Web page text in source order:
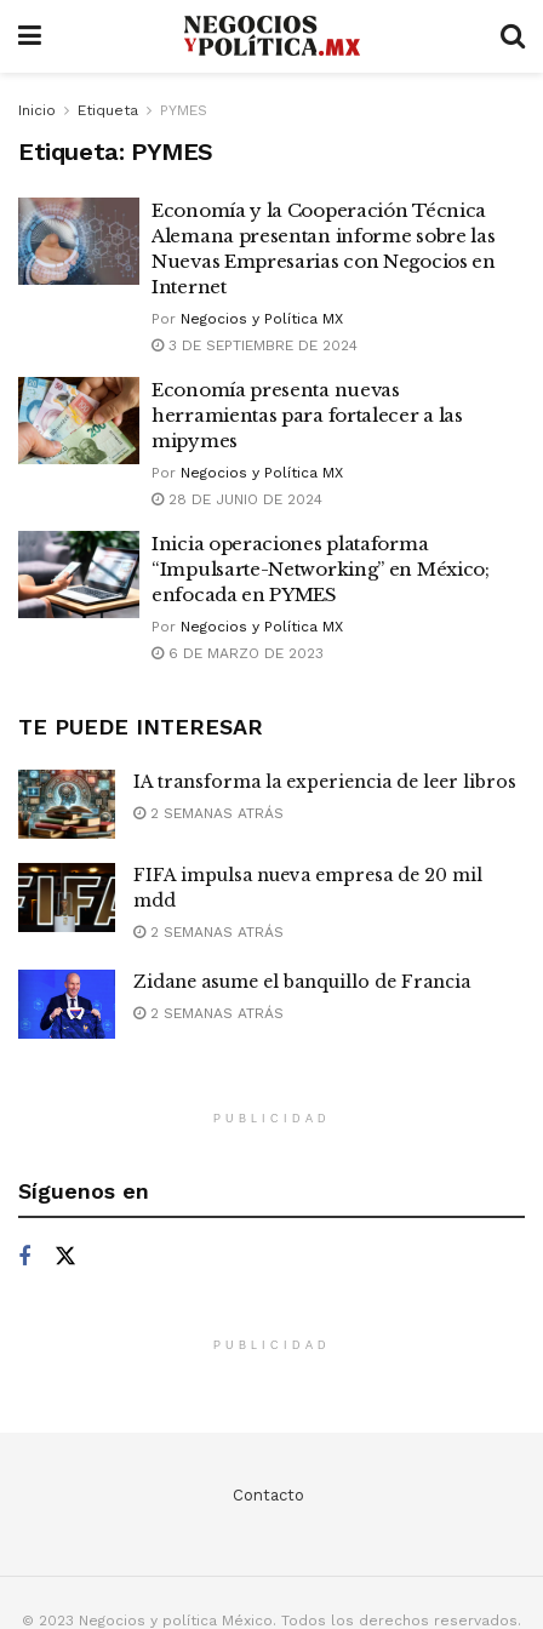
Inicio Etiqueta PYMES
Etiqueta: PYMES
Economía y la Cooperación Técnica
Alemana presentan informe sobre las
Nuevas Empresarias con Negocios en
Internet
Por Negocios y Política MX
3 DE SEPTIEMBRE DE 2024
Economía presenta nuevas
herramientas para fortalecer a las
mipymes
Por Negocios y Política MX
28 DE JUNIO DE 2024
Inicia operaciones plataforma
“Impulsarte-Networking” en México;
enfocada en PYMES
Por Negocios y Política MX
6 DE MARZO DE 2023
TE PUEDE INTERESAR
IA transforma la experiencia de leer libros
2 SEMANAS ATRÁS
FIFA impulsa nueva empresa de 20 mil
mdd
2 SEMANAS ATRÁS
Zidane asume el banquillo de Francia
2 SEMANAS ATRÁS
PUBLICIDAD
Síguenos en
PUBLICIDAD
Contacto
© 2023 Negocios y política México. Todos los derechos reservados.